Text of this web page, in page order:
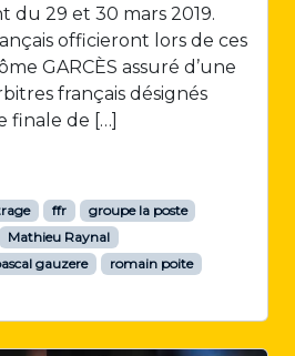
du 29 et 30 mars 2019.
officieront lors de ces
GARCÈS assuré d’une
français désignés
finale de […]
ffr
groupe la poste
Mathieu Raynal
gauzere
romain poite